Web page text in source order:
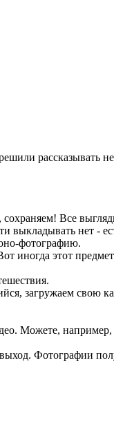
рассказывать
Все
выкладывать нет -
фотографию.
иногда этот предмет
загружаем свою
Можете,
Фотографии